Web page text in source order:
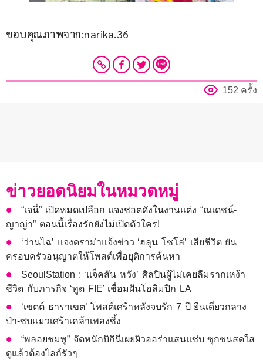
ขอบคุณภาพจาก:narika.36
152 ครั้ง
ข่าวยอดนิยมในหมวดหมู่
“เจนี่” เปิดหมดเปลือก แจงชอตดังในงานแต่ง “ณเดชน์-
ญาญ่า” ตอนนี้เรื่องรักยังไม่เปิดตัวใคร!
‘ว่านไฉ’ แจงดราม่าแจ้งข่าว ‘ฮลุน โซโล่’ เสียชีวิต ยัน
ครอบครัวอนุญาตให้โพสต์เพื่อยุติการค้นหา
SeoulStation : ‘แจ็คสัน หวัง’ ศิลปินผู้ไม่เคยลืมรากเหง้า
ชีวิต กับภารกิจ ‘ทูต FIE’ เชื่อมฝันโอลิมปิก LA
‘เขตต์ ธาราเขต’ โพสต์เศร้าหลังจบรัก 7 ปี ยืนเดี่ยวกลาง
ป่า-ซบแมวเศร้าเคล้าเพลงซึ้ง
“พลอยชมพู” จัดหนักบิกินีเผยผิวออร่าแสนแซ่บ ซุกซนสดใส
ดูแล้วต้องไลก์รัวๆ